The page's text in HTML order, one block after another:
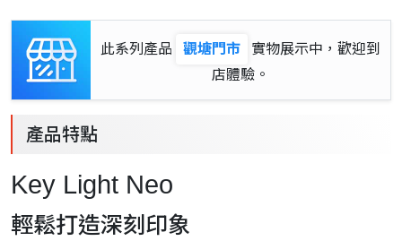
此系列產品 觀塘門市
實物展示中，歡迎到
店體驗。
產品特點
Key Light Neo
輕鬆打造深刻印象